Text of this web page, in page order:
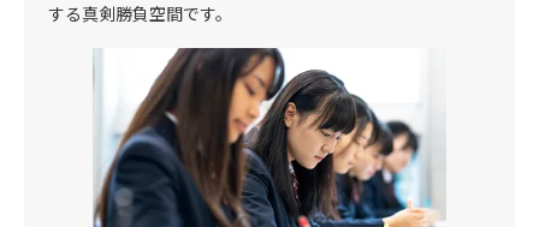
する真剣勝負空間です。